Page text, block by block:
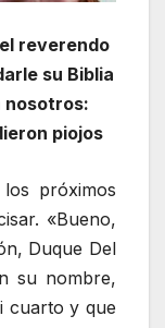
reverendo
su Biblia
nosotros:
piojos
próximos
«Bueno,
Duque Del
su nombre,
cuarto y que